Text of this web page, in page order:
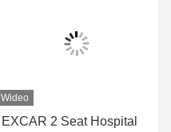
Wideo
EXCAR 2 Seat Hospital